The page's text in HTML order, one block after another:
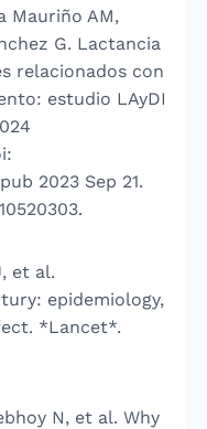
Mauriño AM,
G. Lactancia
relacionados con
estudio LAyDI
2023 Sep 21.
et al.
epidemiology,
*Lancet*.
N, et al. Why